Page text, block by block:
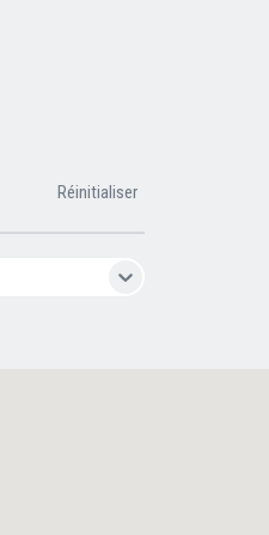
Réinitialiser